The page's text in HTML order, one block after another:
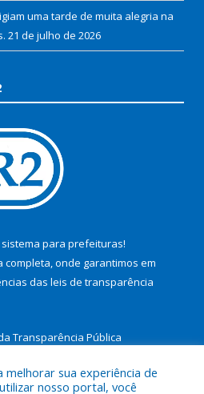
uma tarde de muita alegria na
21 de julho de 2026
sistema para prefeituras!
completa, onde garantimos em
das leis de transparência
Transparência Pública
melhorar sua experiência de
nosso portal, você